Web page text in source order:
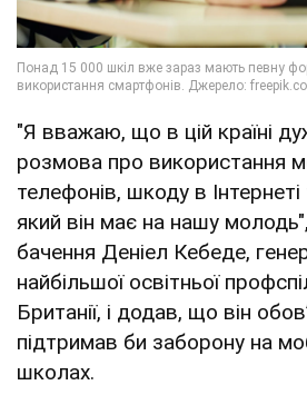
"Я вважаю, що в цій країні
розмова про використання
телефонів, шкоду в
який він має на нашу
бачення Деніел Кебеде,
найбільшої освітньої
Британії, і додав, що він
підтримав би заборону на
школах.